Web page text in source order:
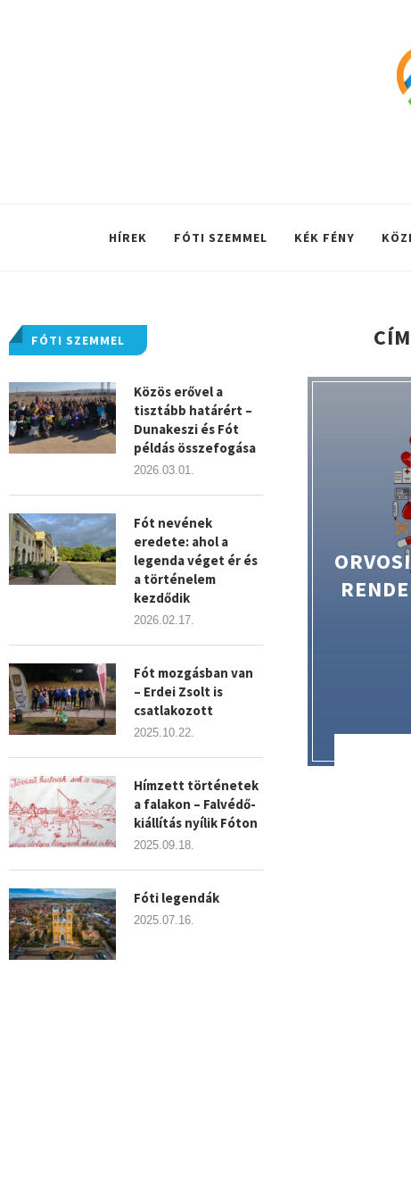
HÍREK FÓTI SZEMMEL KÉK FÉNY
FÓTI SZEMMEL
Közös erővel a
tisztább határért –
Dunakeszi és Fót
példás összefogása
2026.03.01.
Fót nevének
eredete: ahol a
legenda véget ér és
a történelem
kezdődik
2026.02.17.
Fót mozgásban van
– Erdei Zsolt is
csatlakozott
2025.10.22.
Hímzett történetek
a falakon – Falvédő-
kiállítás nyílik Fóton
2025.09.18.
Fóti legendák
2025.07.16.